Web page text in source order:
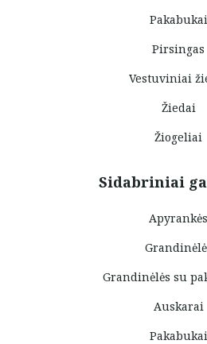
Pakabukai
Pirsingas
Vestuviniai
Žiedai
Žiogeliai
Sidabriniai
Apyrankės
Grandinėlės su
Auskarai
Pakabukai